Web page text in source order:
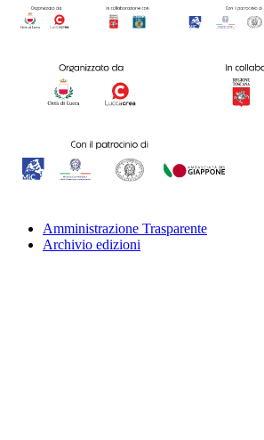
Amministrazione Trasparente
Archivio edizioni